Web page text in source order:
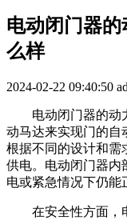
电动闭门器
么样
2024-02-22 09:40:50
电动闭门器的动
动马达来实现门的自
根据不同的设计和需
供电。电动闭门器内
电或紧急情况下仍能
在安全性方面，